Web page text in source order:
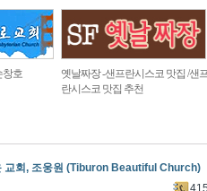
창호
옛날짜장 -샌프란시스코 맛집 /샌
란시스코 맛집 추천
교회, 조웅원 (Tiburon Beautiful Church)